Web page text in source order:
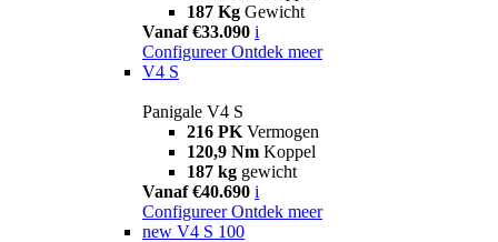
187 Kg Gewicht
Vanaf €33.090 i
Configureer Ontdek meer
V4 S
Panigale V4 S
216 PK Vermogen
120,9 Nm Koppel
187 kg gewicht
Vanaf €40.690 i
Configureer Ontdek meer
new V4 S 100